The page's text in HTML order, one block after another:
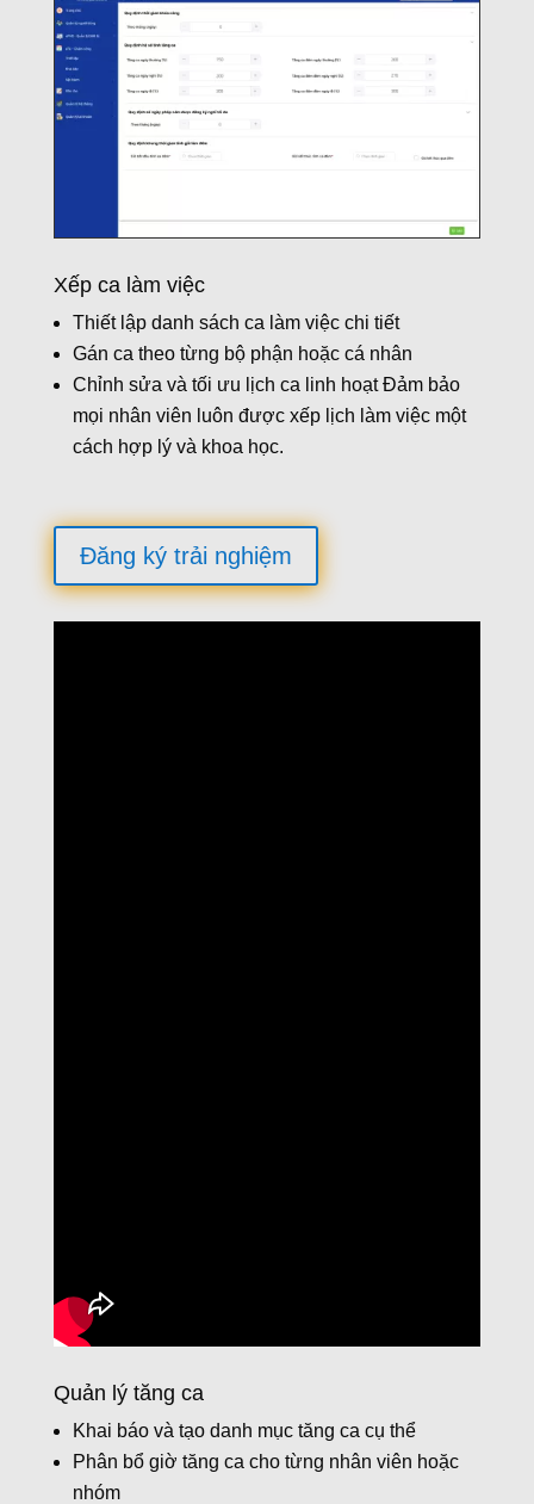
Xếp ca làm việc
Thiết lập danh sách ca làm việc chi tiết
Gán ca theo từng bộ phận hoặc cá nhân
Chỉnh sửa và tối ưu lịch ca linh hoạt Đảm bảo
mọi nhân viên luôn được xếp lịch làm việc một
cách hợp lý và khoa học.
Đăng ký trải nghiệm
Quản lý tăng ca
Khai báo và tạo danh mục tăng ca cụ thể
Phân bổ giờ tăng ca cho từng nhân viên hoặc
nhóm